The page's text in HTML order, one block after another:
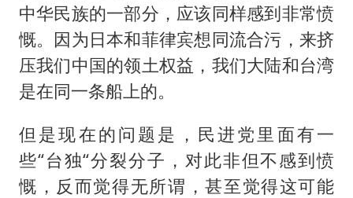
中华民族的一部分，应该同样感到非常愤
慨。因为日本和菲律宾想同流合污，来挤
压我们中国的领土权益，我们大陆和台湾
是在同一条船上的。
但是现在的问题是，民进党里面有一
些“台独“分裂分子，对此非但不感到愤
慨，反而觉得无所谓，甚至觉得这可能